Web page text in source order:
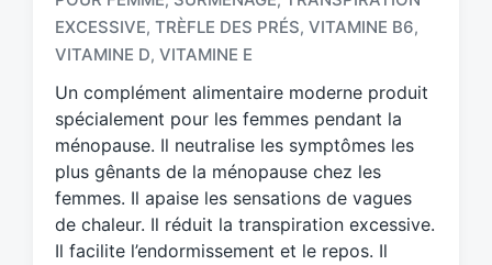
a
g
g
d
w
i
t
h
EXCESSIVE, TRÈFLE DES PRÉS, VITAMINE B6,
VITAMINE D, VITAMINE E
Un complément alimentaire moderne produit
spécialement pour les femmes pendant la
ménopause. Il neutralise les symptômes les
plus gênants de la ménopause chez les
femmes. Il apaise les sensations de vagues
de chaleur. Il réduit la transpiration excessive.
Il facilite l’endormissement et le repos. Il